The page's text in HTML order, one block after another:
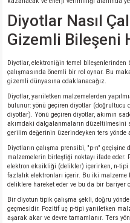
Diyotlar Nasıl
Gizemli Bileşeni
Diyotlar, elektroniğin temel
çalışmasında önemli bir rol oynar. Bu
gizemli dünyasına odaklanacağız.
Diyotlar, yarıiletken malzemelerden
bulunur: yönü geçiren diyotlar (doğrultucu
diyotlar). Yönü geçiren diyotlar, akımın
akımdaki dalgalanmaların düzeltilmesini
gerilim değerinin üzerindeyken ters yönde
Diyotların çalışma prensibi, "p-n" geçişine
malzemelerin birleştiği noktayı ifade eder.
elektron eksikliği (delikler) içerirken, n-tipi
fazlalık elektronları içerir. Bu iki
deliklere hareket eder ve bu da bir bariyer
Bir diyotun tipik çalışma şekli, doğru
geçmesidir. Pozitif uç p-tipi yarıiletken
aşarak akar ve devre tamamlanır. Ters